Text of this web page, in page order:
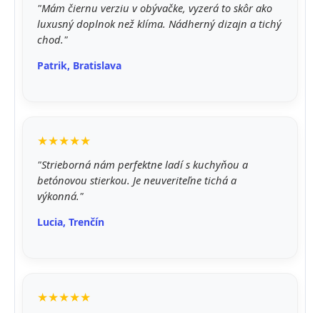
"Mám čiernu verziu v obývačke, vyzerá to skôr ako
luxusný doplnok než klíma. Nádherný dizajn a tichý
chod."
Patrik, Bratislava
★★★★★
"Strieborná nám perfektne ladí s kuchyňou a
betónovou stierkou. Je neuveriteľne tichá a
výkonná."
Lucia, Trenčín
★★★★★